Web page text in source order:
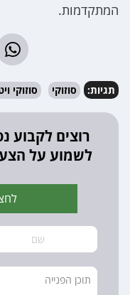
המתקדמות.
תגיות: סוזוקי סוזוקי
רוצים לקבוע
לשמוע על